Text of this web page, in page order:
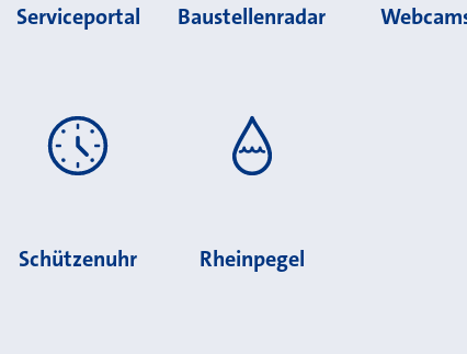
Serviceportal Baustellenradar
Schützenuhr Rheinpegel